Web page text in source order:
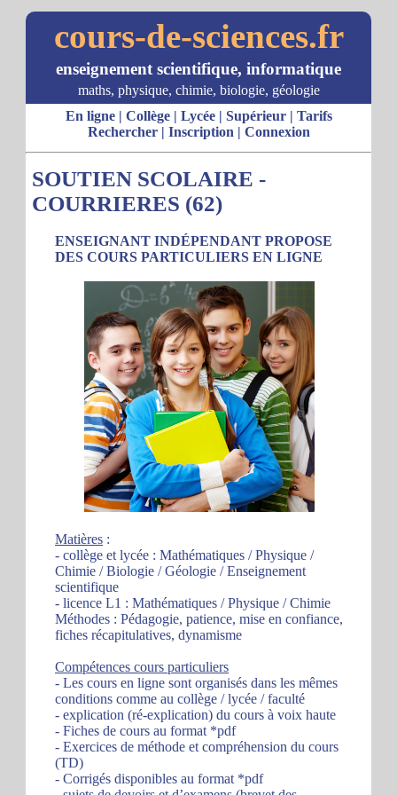
cours-de-sciences.fr
enseignement scientifique, informatique
maths, physique, chimie, biologie, géologie
En ligne| Collège| Lycée| Supérieur| Tarifs
Rechercher| Inscription | Connexion
SOUTIEN SCOLAIRE -
COURRIERES (62)
ENSEIGNANT INDÉPENDANT PROPOSE
DES COURS PARTICULIERS EN LIGNE
Matières :
- collège et lycée : Mathématiques / Physique /
Chimie / Biologie / Géologie / Enseignement
scientifique
- licence L1 : Mathématiques / Physique / Chimie
Méthodes : Pédagogie, patience, mise en confiance,
fiches récapitulatives, dynamisme
Compétences cours particuliers
- Les cours en ligne sont organisés dans les mêmes
conditions comme au collège / lycée / faculté
- explication (ré-explication) du cours à voix haute
- Fiches de cours au format *pdf
- Exercices de méthode et compréhension du cours
(TD)
- Corrigés disponibles au format *pdf